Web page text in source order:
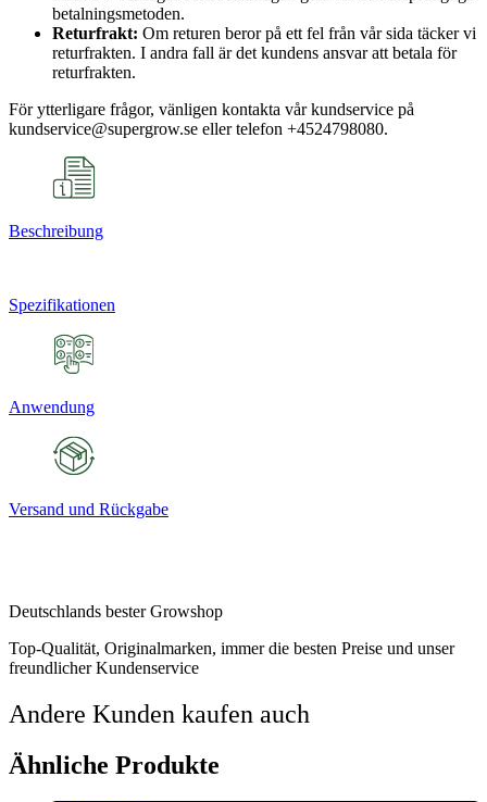
betalningsmetoden.
Returfrakt: Om returen beror på ett fel från vår sida täcker vi
returfrakten. I andra fall är det kundens ansvar att betala för
returfrakten.
För ytterligare frågor, vänligen kontakta vår kundservice på
kundservice@supergrow.se eller telefon +4524798080.
Beschreibung
Spezifikationen
Anwendung
Versand und Rückgabe
Deutschlands bester Growshop
Top-Qualität, Originalmarken, immer die besten Preise und unser
freundlicher Kundenservice
Andere Kunden kaufen auch
Ähnliche Produkte